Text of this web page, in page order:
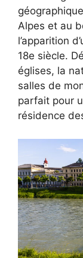
Alpes et au
l’apparition
18e siècle.
églises, la
salles de
parfait pour
résidence